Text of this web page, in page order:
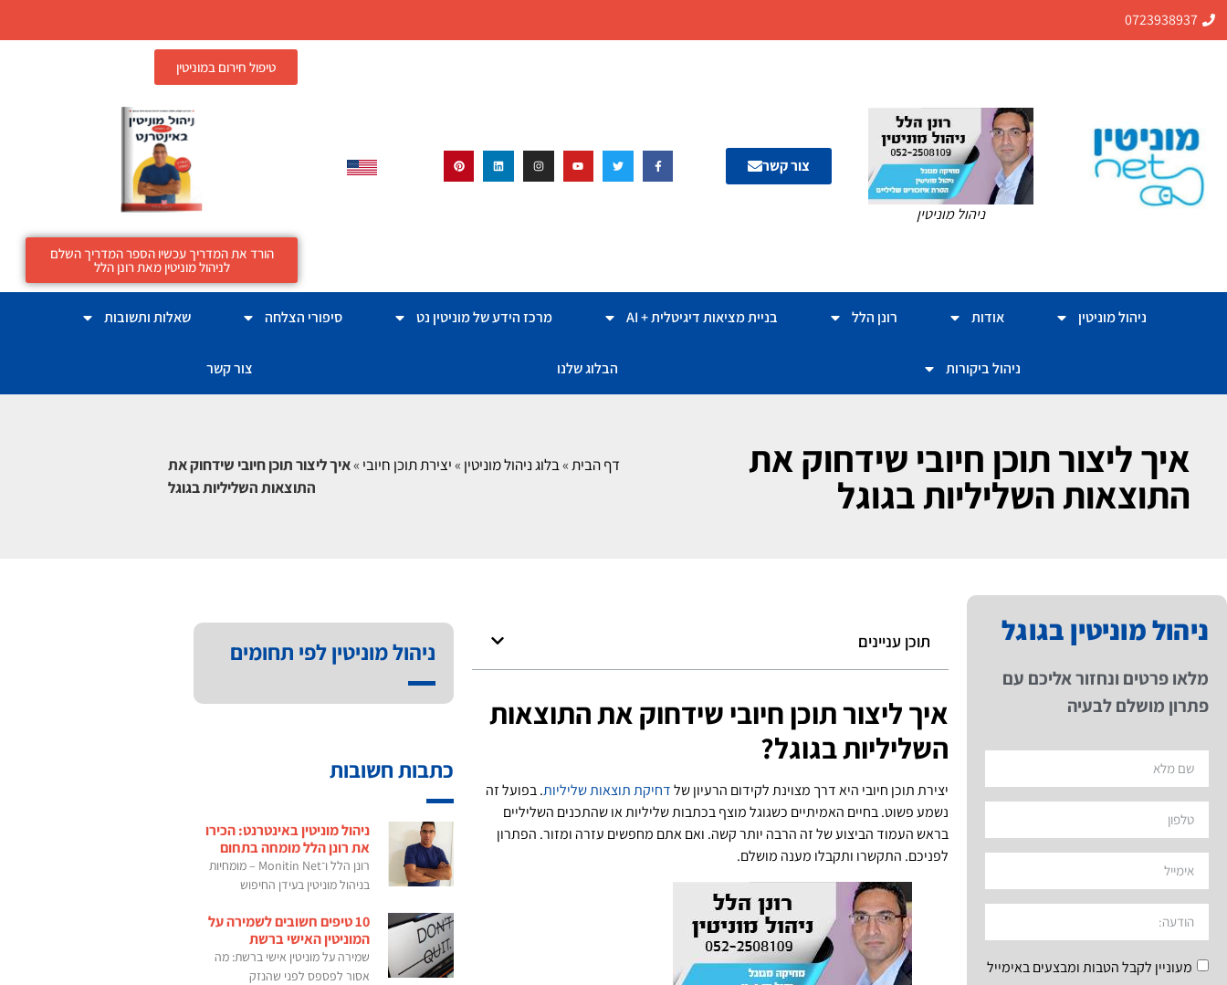
0723938937
ניהול מוניטין
צור קשר
טיפול חירום במוניטין
הורד את המדריך עכשיו הספר המדריך השלם
לניהול מוניטין מאת רונן הלל
ניהול מוניטין אודות רונן הלל בניית מציאות דיגיטלית + AI מרכז הידע של מוניטין נט סיפורי הצלחה שאלות ותשובות
ניהול ביקורות הבלוג שלנו צור קשר
איך ליצור תוכן חיובי שידחוק את
התוצאות השליליות בגוגל
דף הבית»בלוג ניהול מוניטין »יצירת תוכן חיובי »איך ליצור תוכן חיובי שידחוק את
התוצאות השליליות בגוגל
ניהול מוניטין בגוגל
מלאו פרטים ונחזור אליכם עם
פתרון מושלם לבעיה
מעוניין לקבל הטבות ומבצעים באימייל
תוכן עניינים
איך ליצור תוכן חיובי שידחוק את התוצאות
השליליות בגוגל?
יצירת תוכן חיובי היא דרך מצוינת לקידום הרעיון שלדחיקת תוצאות שליליות. בפועל זה
נשמע פשוט. בחיים האמיתיים כשגוגל מוצף בכתבות שליליות או שהתכנים השליליים
בראש העמוד הביצוע של זה הרבה יותר קשה. ואם אתם מחפשים עזרה ומזור. הפתרון
לפניכם. התקשרו ותקבלו מענה מושלם.
ניהול מוניטין לפי תחומים
כתבות חשובות
ניהול מוניטין באינטרנט: הכירו
את רונן הלל מומחה בתחום
רונן הלל ו־Monitin Net – מומחיות
בניהול מוניטין בעידן החיפוש
10 טיפים חשובים לשמירה על
המוניטין האישי ברשת
שמירה על מוניטין אישי ברשת: מה
אסור לפספס לפני שהנזק